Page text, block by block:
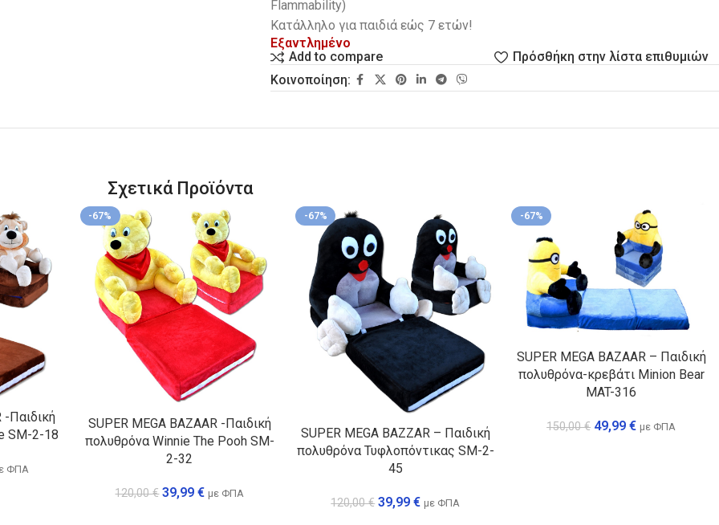
Flammability)
Kατάλληλο για παιδιά εώς 7 ετών!
Εξαντλημένο
Add to compare
Πρόσθήκη στην λίστα επιθυμιών
Κοινοποίηση:
Σχετικά Προϊόντα
-Παιδική
SM-2-18
ΦΠΑ
-67%
SUPER MEGA BAZAAR -Παιδική
πολυθρόνα Winnie The Pooh SM-
2-32
120,00€ 39,99€ με ΦΠΑ
-67%
SUPER MEGA BAZZAR – Παιδική
πολυθρόνα Τυφλοπόντικας SM-2-
45
120,00€ 39,99€ με ΦΠΑ
-67%
SUPER MEGA BAZAAR – Παιδική
πολυθρόνα-κρεβάτι Minion Bear
MAT-316
150,00€ 49,99€ με ΦΠΑ